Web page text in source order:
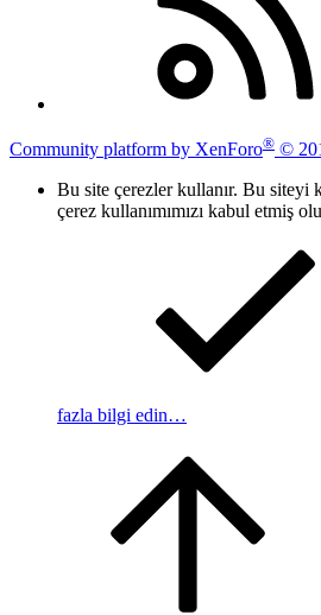
Community platform by XenForo® ©
Bu site çerezler kullanır. Bu siteyi
çerez kullanımımızı kabul etmiş
fazla bilgi edin…